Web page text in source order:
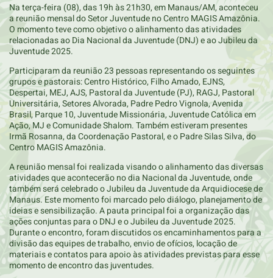
Na terça-feira (08), das 19h às 21h30, em Manaus/AM, aconteceu
a reunião mensal do Setor Juventude no Centro MAGIS Amazônia.
O momento teve como objetivo o alinhamento das atividades
relacionadas ao Dia Nacional da Juventude (DNJ) e ao Jubileu da
Juventude 2025.
Participaram da reunião 23 pessoas representando os seguintes
grupos e pastorais: Centro Histórico, Filho Amado, EJNS,
Despertai, MEJ, AJS, Pastoral da Juventude (PJ), RAGJ, Pastoral
Universitária, Setores Alvorada, Padre Pedro Vignola, Avenida
Brasil, Parque 10, Juventude Missionária, Juventude Católica em
Ação, MJ e Comunidade Shalom. Também estiveram presentes
Irmã Rosanna, da Coordenação Pastoral, e o Padre Silas Silva, do
Centro MAGIS Amazônia.
A reunião mensal foi realizada visando o alinhamento das diversas
atividades que acontecerão no dia Nacional da Juventude, onde
também será celebrado o Jubileu da Juventude da Arquidiocese de
Manaus. Este momento foi marcado pelo diálogo, planejamento de
ideias e sensibilização. A pauta principal foi a organização das
ações conjuntas para o DNJ e o Jubileu da Juventude 2025.
Durante o encontro, foram discutidos os encaminhamentos para a
divisão das equipes de trabalho, envio de ofícios, locação de
materiais e contatos para apoio às atividades previstas para esse
momento de encontro das juventudes.